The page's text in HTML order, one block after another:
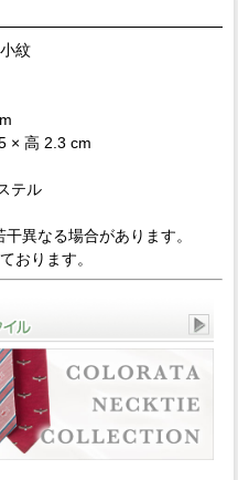
紋
× 高 2.3 cm
テル
異なる場合があります。
おります。